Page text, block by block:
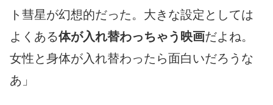
ト彗星が幻想的だった。大きな設定としては
よくある体が入れ替わっちゃう映画だよね。
女性と身体が入れ替わったら面白いだろうな
あ」